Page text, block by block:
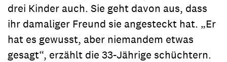
drei Kinder auch. Sie geht davon aus, dass
ihr damaliger Freund sie angesteckt hat. „Er
hat es gewusst, aber niemandem etwas
gesagt“, erzählt die 33-Jährige schüchtern.